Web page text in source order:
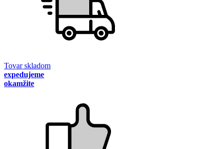
Tovar skladom
expedujeme
okamžite